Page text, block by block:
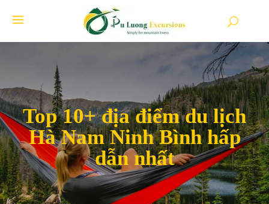
Top 10+ địa điểm du lịch
Hà Nam Ninh Bình hấp
dẫn nhất